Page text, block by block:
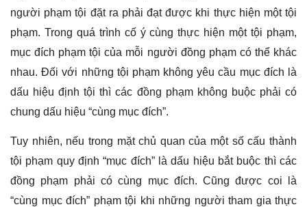
người phạm tội đặt ra phải đạt được khi thực hiện một tội
phạm. Trong quá trình cố ý cùng thực hiện một tội phạm,
mục đích phạm tội của mỗi người đồng phạm có thể khác
nhau. Đối với những tội phạm không yêu cầu mục đích là
dấu hiệu định tội thì các đồng phạm không buộc phải có
chung dấu hiệu “cùng mục đích”.
Tuy nhiên, nếu trong mặt chủ quan của một số cấu thành
tội phạm quy định “mục đích” là dấu hiệu bắt buộc thì các
đồng phạm phải có cùng mục đích. Cũng được coi là
“cùng mục đích” phạm tội khi những người tham gia thực